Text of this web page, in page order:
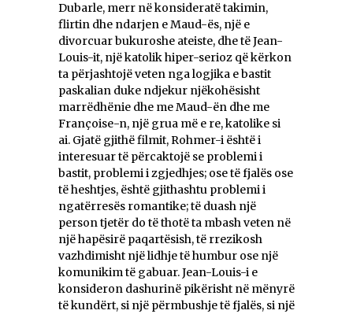
Dubarle, merr në konsideratë takimin,
flirtin dhe ndarjen e Maud-ës, një e
divorcuar bukuroshe ateiste, dhe të Jean-
Louis-it, një katolik hiper-serioz që kërkon
ta përjashtojë veten nga logjika e bastit
paskalian duke ndjekur njëkohësisht
marrëdhënie dhe me Maud-ën dhe me
Françoise-n, një grua më e re, katolike si
ai. Gjatë gjithë filmit, Rohmer-i është i
interesuar të përcaktojë se problemi i
bastit, problemi i zgjedhjes; ose të fjalës ose
të heshtjes, është gjithashtu problemi i
ngatërresës romantike; të duash një
person tjetër do të thotë ta mbash veten në
një hapësirë paqartësish, të rrezikosh
vazhdimisht një lidhje të humbur ose një
komunikim të gabuar. Jean-Louis-i e
konsideron dashurinë pikërisht në mënyrë
të kundërt, si një përmbushje të fjalës, si një